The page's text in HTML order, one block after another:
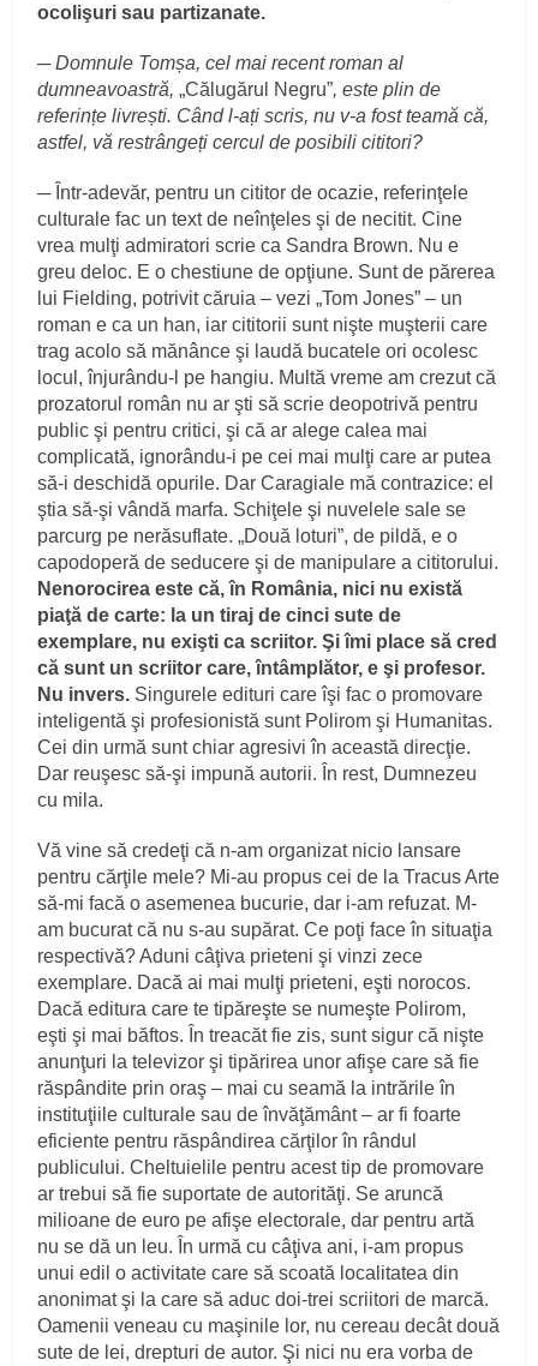
ocolişuri sau partizanate.
─ Domnule Tomșa, cel mai recent roman al
dumneavoastră,„Călugărul Negru”, este plin de
referințe livrești. Când l-ați scris, nu v-a fost teamă că,
astfel, vă restrângeți cercul de posibili cititori?
─ Într-adevăr, pentru un cititor de ocazie, referinţele
culturale fac un text de neînţeles şi de necitit. Cine
vrea mulţi admiratori scrie ca Sandra Brown. Nu e
greu deloc. E o chestiune de opţiune. Sunt de părerea
lui Fielding, potrivit căruia – vezi „Tom Jones” – un
roman e ca un han, iar cititorii sunt nişte muşterii care
trag acolo să mănânce şi laudă bucatele ori ocolesc
locul, înjurându-l pe hangiu. Multă vreme am crezut că
prozatorul român nu ar şti să scrie deopotrivă pentru
public şi pentru critici, şi că ar alege calea mai
complicată, ignorându-i pe cei mai mulţi care ar putea
să-i deschidă opurile. Dar Caragiale mă contrazice: el
ştia să-şi vândă marfa. Schiţele şi nuvelele sale se
parcurg pe nerăsuflate. „Două loturi”, de pildă, e o
capodoperă de seducere şi de manipulare a cititorului.
Nenorocirea este că, în România, nici nu există
piaţă de carte: la un tiraj de cinci sute de
exemplare, nu exişti ca scriitor. Şi îmi place să cred
că sunt un scriitor care, întâmplător, e şi profesor.
Nu invers. Singurele edituri care îşi fac o promovare
inteligentă şi profesionistă sunt Polirom şi Humanitas.
Cei din urmă sunt chiar agresivi în această direcţie.
Dar reuşesc să-şi impună autorii. În rest, Dumnezeu
cu mila.
Vă vine să credeţi că n-am organizat nicio lansare
pentru cărţile mele? Mi-au propus cei de la Tracus Arte
să-mi facă o asemenea bucurie, dar i-am refuzat. M-
am bucurat că nu s-au supărat. Ce poţi face în situaţia
respectivă? Aduni câţiva prieteni şi vinzi zece
exemplare. Dacă ai mai mulţi prieteni, eşti norocos.
Dacă editura care te tipăreşte se numeşte Polirom,
eşti şi mai băftos. În treacăt fie zis, sunt sigur că nişte
anunţuri la televizor şi tipărirea unor afişe care să fie
răspândite prin oraş – mai cu seamă la intrările în
instituţiile culturale sau de învăţământ – ar fi foarte
eficiente pentru răspândirea cărţilor în rândul
publicului. Cheltuielile pentru acest tip de promovare
ar trebui să fie suportate de autorităţi. Se aruncă
milioane de euro pe afişe electorale, dar pentru artă
nu se dă un leu. În urmă cu câţiva ani, i-am propus
unui edil o activitate care să scoată localitatea din
anonimat şi la care să aduc doi-trei scriitori de marcă.
Oamenii veneau cu maşinile lor, nu cereau decât două
sute de lei, drepturi de autor. Şi nici nu era vorba de